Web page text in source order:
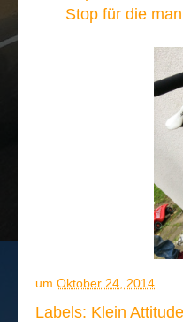
Stop für die
um Oktober 24, 2014
Labels: Klein